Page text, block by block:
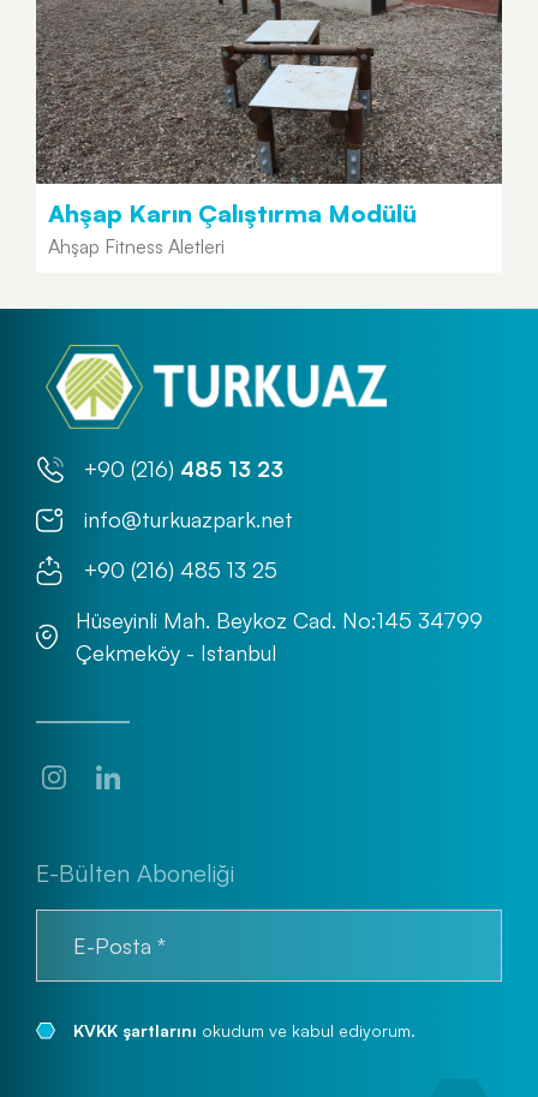
Ahşap Karın Çalıştırma Modülü
Ahşap Fitness Aletleri
+90 (216) 485 13 23
info@turkuazpark.net
+90 (216) 485 13 25
Hüseyinli Mah. Beykoz Cad. No:145 34799
Çekmeköy - Istanbul
E-Bülten Aboneliği
KVKK şartlarını okudum ve kabul ediyorum.